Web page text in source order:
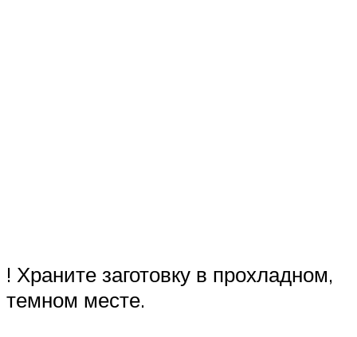
! Храните заготовку в прохладном,
темном месте.